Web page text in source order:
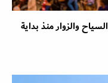
والزوار منذ بداية